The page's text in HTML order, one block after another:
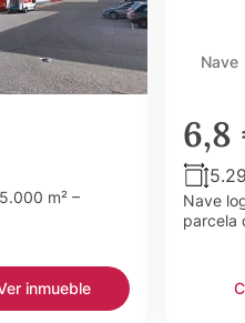
m² –
inmueble
Nave
Nave
parcela